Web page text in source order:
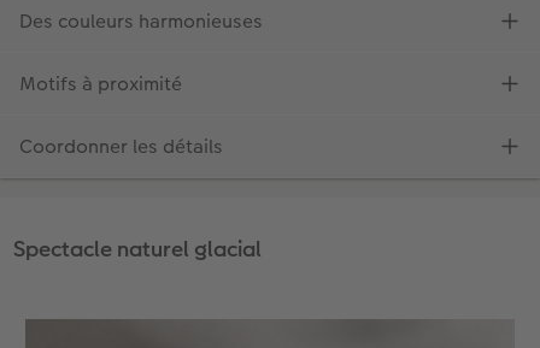
Spectacle naturel glacial